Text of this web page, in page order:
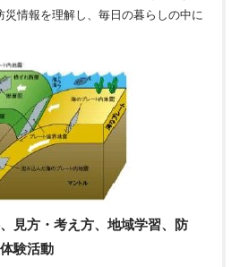
情報を理解し、毎日の暮らしの中に
見方・考え方、地域学習、防
験活動